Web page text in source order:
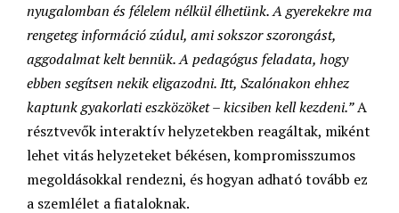
nyugalomban és félelem nélkül élhetünk. A gyerekekre ma
rengeteg információ zúdul, ami sokszor szorongást,
aggodalmat kelt bennük. A pedagógus feladata, hogy
ebben segítsen nekik eligazodni. Itt, Szalónakon ehhez
kaptunk gyakorlati eszközöket – kicsiben kell kezdeni.”A
résztvevők interaktív helyzetekben reagáltak, miként
lehet vitás helyzeteket békésen, kompromisszumos
megoldásokkal rendezni, és hogyan adható tovább ez
a szemlélet a fiataloknak.